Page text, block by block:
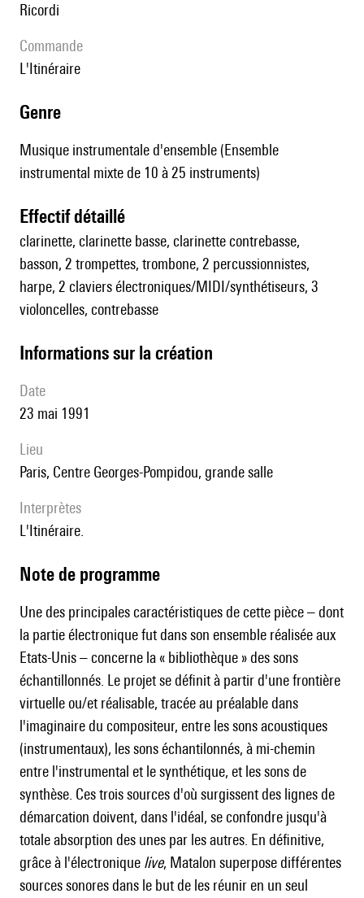
Ricordi
Commande
L'Itinéraire
genre
Musique instrumentale d'ensemble (Ensemble
instrumental mixte de 10 à 25 instruments)
effectif détaillé
clarinette, clarinette basse, clarinette contrebasse,
basson, 2 trompettes, trombone, 2 percussionnistes,
harpe, 2 claviers électroniques/MIDI/synthétiseurs, 3
violoncelles, contrebasse
informations sur la création
date
23 mai 1991
lieu
Paris, Centre Georges-Pompidou, grande salle
interprètes
l'Itinéraire.
Note de programme
Une des principales caractéristiques de cette pièce – dont
la partie électronique fut dans son ensemble réalisée aux
Etats-Unis – concerne la « bibliothèque » des sons
échantillonnés. Le projet se définit à partir d'une frontière
virtuelle ou/et réalisable, tracée au préalable dans
l'imaginaire du compositeur, entre les sons acoustiques
(instrumentaux), les sons échantilonnés, à mi-chemin
entre l'instrumental et le synthétique, et les sons de
synthèse. Ces trois sources d'où surgissent des lignes de
démarcation doivent, dans l'idéal, se confondre jusqu'à
totale absorption des unes par les autres. En définitive,
grâce à l'électronique live, Matalon superpose différentes
sources sonores dans le but de les réunir en un seul